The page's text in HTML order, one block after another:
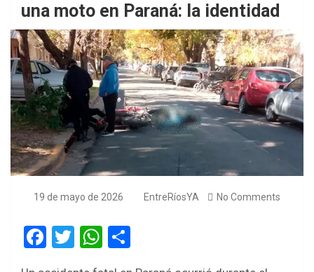
una moto en Paraná: la identidad
19 de mayo de 2026 EntreRíosYA No Comments
F
T
W